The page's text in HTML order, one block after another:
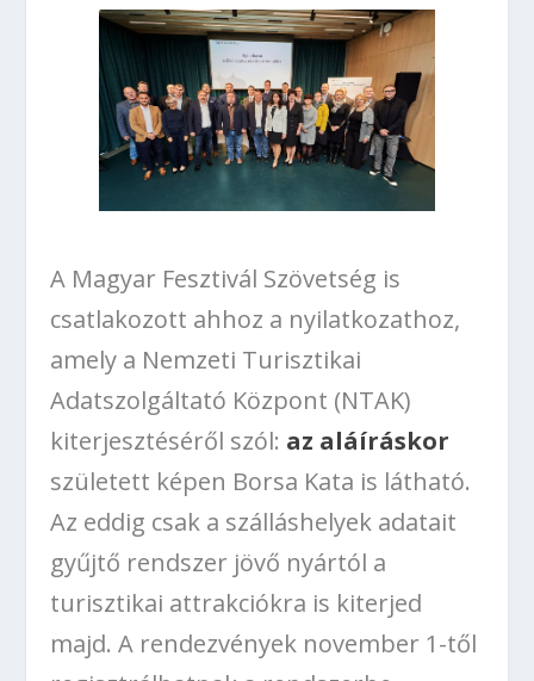
A Magyar Fesztivál Szövetség is
csatlakozott ahhoz a nyilatkozathoz,
amely a Nemzeti Turisztikai
Adatszolgáltató Központ (NTAK)
kiterjesztéséről szól: az aláíráskor
született képen Borsa Kata is látható.
Az eddig csak a szálláshelyek adatait
gyűjtő rendszer jövő nyártól a
turisztikai attrakciókra is kiterjed
majd. A rendezvények november 1-től